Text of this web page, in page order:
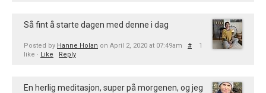
Så fint å starte dagen med denne i dag
Posted by Hanne Holan on April 2, 2020 at 07:49am #
1
like · Like Reply
En herlig meditasjon, super på morgenen, og jeg